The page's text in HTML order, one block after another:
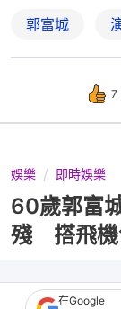
郭富城
7
娛樂 即時娛樂
60歲郭富
殘 搭飛機
在Google